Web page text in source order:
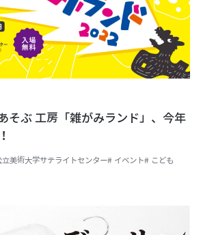
そぶ 工房「雑がみランド」、今年
美術大学サテライトセンター# イベント# こども